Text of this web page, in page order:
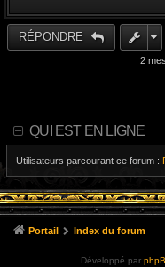
RÉPONDRE
2
QUI EST EN LIGNE
Utilisateurs parcourant ce forum :
Portail Index du forum
Développé par